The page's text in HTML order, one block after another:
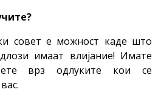
совет е можност каде што
имаат влијание! Имате
врз одлуките кои се